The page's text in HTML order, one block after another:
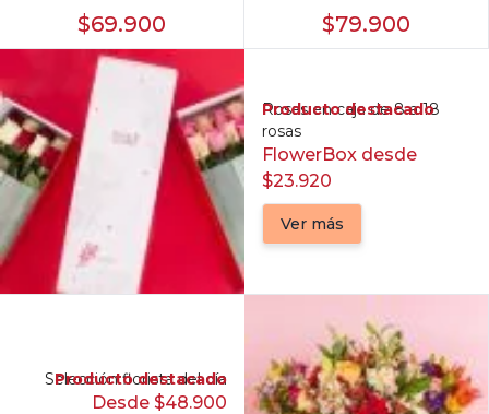
con con rosas amarillas y
mini claveles blancos y
naranjos
$69.900
liliums naranjos, gerberas
amarillas y maules verdes
$79.900
Producto destacado
Rosas en caja de 8 a 18
rosas
FlowerBox desde
$23.920
Ver más
Producto destacado
Selección florista del día
Desde $48.900